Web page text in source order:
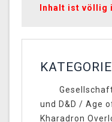
Inhalt ist völlig
KATEGORIE
und D&D / Age
Kharadron